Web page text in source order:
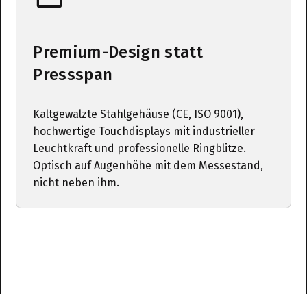
Premium-Design statt
Pressspan
Kaltgewalzte Stahlgehäuse (CE, ISO 9001),
hochwertige Touchdisplays mit industrieller
Leuchtkraft und professionelle Ringblitze.
Optisch auf Augenhöhe mit dem Messestand,
nicht neben ihm.